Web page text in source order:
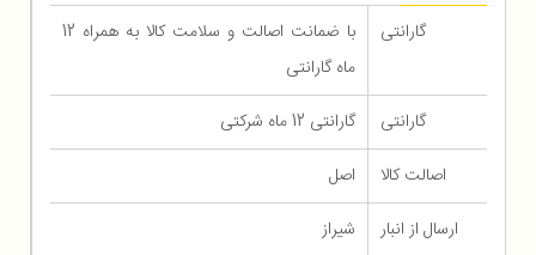
گارانتی
با ضمانت اصالت و سلامت کالا به همراه 12
ماه گارانتی
گارانتی
گارانتی 12 ماه شرکتی
اصالت کالا
اصل
ارسال از انبار
شیراز